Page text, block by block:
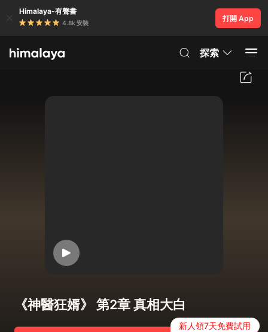
Himalaya-有聲書
4.8k 安裝
打開 App
探索
《神醫狂婿》 第2章 真相大白
新人領7天免費試用